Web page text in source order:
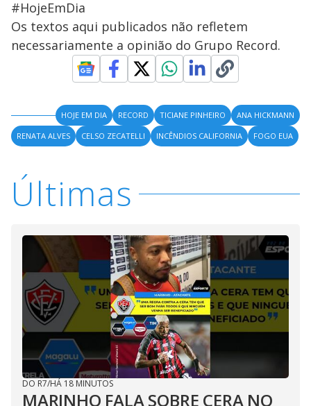
#HojeEmDia
Os textos aqui publicados não refletem
necessariamente a opinião do Grupo Record.
HOJE EM DIA RECORD TICIANE PINHEIRO
ANA HICKMANN
RENATA ALVES
CELSO ZECATELLI INCÊNDIOS CALIFORNIA FOGO EUA
Últimas
DO R7/HÁ 18 MINUTOS
MARINHO FALA SOBRE CERA NO